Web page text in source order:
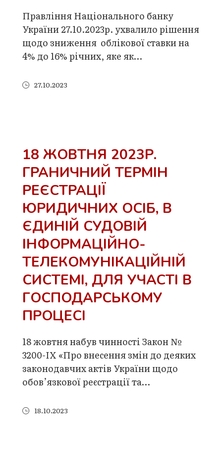
Правління Національного банку
України 27.10.2023р. ухвалило рішення
щодо зниження облікової ставки на
4% до 16% річних, яке як…
27.10.2023
18 ЖОВТНЯ 2023Р.
ГРАНИЧНИЙ ТЕРМІН
РЕЄСТРАЦІЇ
ЮРИДИЧНИХ ОСІБ, В
ЄДИНІЙ СУДОВІЙ
ІНФОРМАЦІЙНО-
ТЕЛЕКОМУНІКАЦІЙНІЙ
СИСТЕМІ, ДЛЯ УЧАСТІ В
ГОСПОДАРСЬКОМУ
ПРОЦЕСІ
18 жовтня набув чинності Закон №
3200-IX «Про внесення змін до деяких
законодавчих актів України щодо
обов’язкової реєстрації та…
18.10.2023